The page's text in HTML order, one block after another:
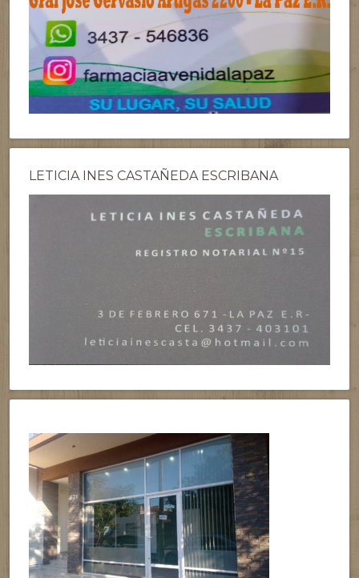
LETICIA INES CASTAÑEDA ESCRIBANA